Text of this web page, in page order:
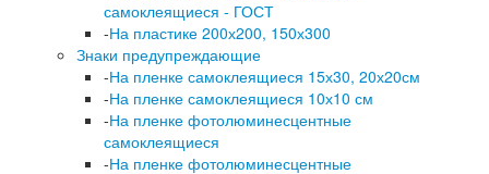
самоклеящиеся - ГОСТ
-На пластике 200х200, 150х300
Знаки предупреждающие
-На пленке самоклеящиеся 15х30, 20х20см
-На пленке самоклеящиеся 10х10 см
-На пленке фотолюминесцентные
самоклеящиеся
-На пленке фотолюминесцентные